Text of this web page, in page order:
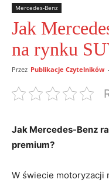
Mercedes-Benz
Jak
na rynku
Przez Publikacje Czytelników -
Jak Mercedes-Benz
premium?
W świecie motoryzacji